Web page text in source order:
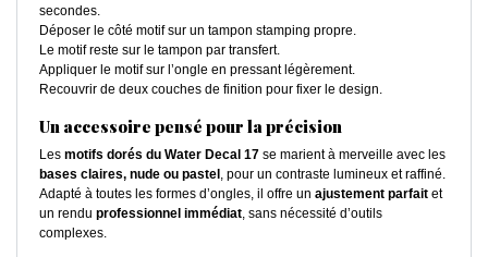
secondes.
Déposer le côté motif sur un tampon stamping propre.
Le motif reste sur le tampon par transfert.
Appliquer le motif sur l’ongle en pressant légèrement.
Recouvrir de deux couches de finition pour fixer le design.
Un accessoire pensé pour la précision
Les motifs dorés du Water Decal 17 se marient à merveille avec les
bases claires, nude ou pastel, pour un contraste lumineux et raffiné.
Adapté à toutes les formes d’ongles, il offre un ajustement parfait et
un rendu professionnel immédiat, sans nécessité d’outils
complexes.